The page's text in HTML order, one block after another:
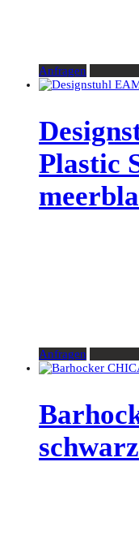
Anfragen
Plastic
Anfragen
schwarz